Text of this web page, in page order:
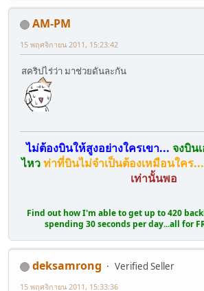
AM-PM
15 พฤศจิกายน 2011, 15:23:42
สคริปไร่ว่า มาช่วยดันละกัน
ไม่ต้องบินให้สูงอย่างใครเขา... จงบิน
ไหว ท่าที่บินไม่จำเป็นต้องเหมือนใคร...
เท่านั้นพอ
Find out how I'm able to get up to 420
spending 30 seconds per day...all for
deksamrong
Verified Seller
15 พฤศจิกายน 2011, 15:33:36